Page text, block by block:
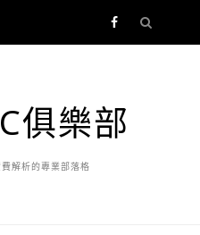
俱樂部
解析的專業部落格